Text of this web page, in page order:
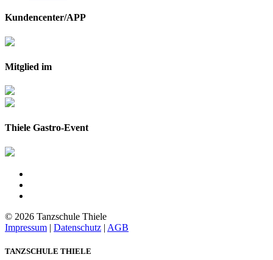
Kundencenter/APP
Mitglied im
Thiele Gastro-Event
© 2026 Tanzschule Thiele
Impressum | Datenschutz | AGB
TANZSCHULE THIELE